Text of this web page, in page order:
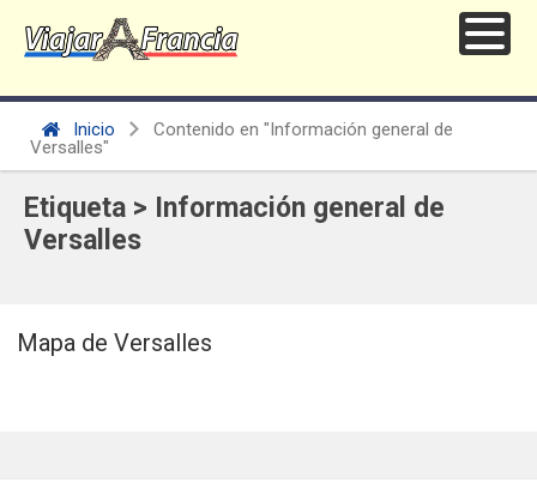
Inicio
Contenido en "Información general de
Versalles"
Etiqueta > Información general de
Versalles
Mapa de Versalles